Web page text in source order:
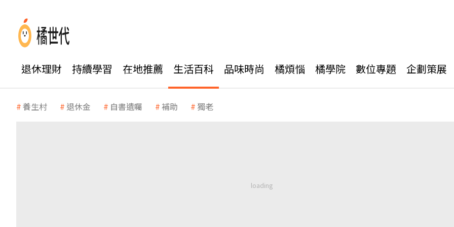
退休理財 持續學習 在地推薦 生活百科 品味時尚 橘煩惱 橘學院 數位專題 企劃策展
養生村 退休金 自書遺囑 補助 獨老